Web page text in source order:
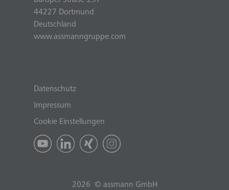
44227 Dortmund
Deutschland
www.assmanngruppe.com
Datenschutz
Impressum
Cookie Einstellungen
2026 © assmann GmbH